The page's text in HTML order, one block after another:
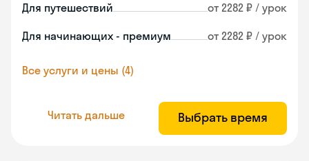
Для путешествий от 2282 ₽ / урок
Для начинающих - премиум от 2282 ₽ / урок
Все услуги и цены (4)
Читать дальше Выбрать время